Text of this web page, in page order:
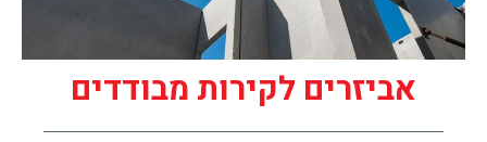
אביזרים לקירות מבודדים